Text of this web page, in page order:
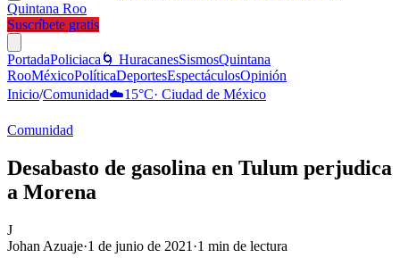
Quintana Roo
Suscríbete gratis
PortadaPoliciaca 🌀 HuracanesSismosQuintana
RooMéxicoPolíticaDeportesEspectáculosOpinión
Inicio/Comunidad☁️15°C· Ciudad de México
Comunidad
Desabasto de gasolina en Tulum perjudica
a Morena
J
Johan Azuaje·1 de junio de 2021 ·1 min de lectura